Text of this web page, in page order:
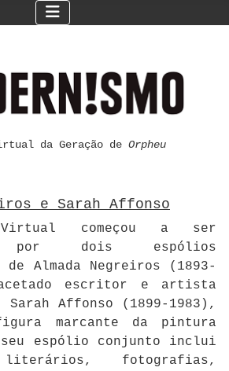
da Geração de Orpheu
e Sarah Affonso
começou a ser
por dois espólios
Almada Negreiros (1893-
escritor e artista
Affonso (1899-1983),
marcante da pintura
seu espólio conjunto inclui
literários, fotografias,